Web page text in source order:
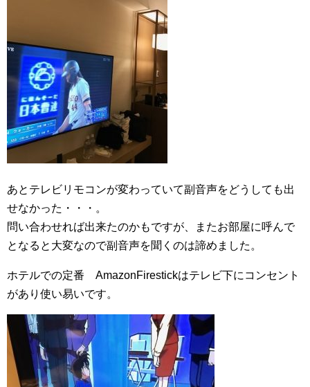
あとテレビリモコンが変わっていて副音声をどうしても出
せなかった・・・。
問い合わせれば出来たのかもですが、またお部屋に呼んで
となると大変なので副音声を聞くのは諦めました。
ホテルでの定番 AmazonFirestickはテレビ下にコンセント
があり使い易いです。